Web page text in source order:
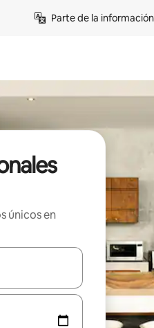
Parte de la
únicos en
navega con las teclas de